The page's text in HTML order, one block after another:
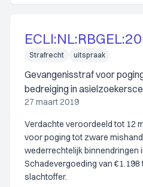
Strafrecht uitspraak
Gevangenisstraf voor
bedreiging in
27 maart 2019
Verdachte veroordeeld tot 12
voor poging tot zware
wederrechtelijk binnendringen
Schadevergoeding van
slachtoffer.